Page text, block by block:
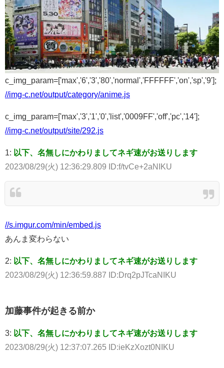
c_img_param=['max','6','3','80','normal','FFFFFF','on','sp','9'];
//img-c.net/output/category/anime.js
c_img_param=['max','3','1','0','list','0009FF','off','pc','14'];
//img-c.net/output/site/292.js
1: 以下、名無しにかわりましてネギ速がお送りします
2023/08/29(火) 12:36:29.809 ID:f/tvCe+2aNIKU
//s.imgur.com/min/embed.js
あんま変わらない
2: 以下、名無しにかわりましてネギ速がお送りします
2023/08/29(火) 12:36:59.887 ID:Drq2pJTcaNIKU
加藤事件が起きる前か
3: 以下、名無しにかわりましてネギ速がお送りします
2023/08/29(火) 12:37:07.265 ID:ieKzXozt0NIKU